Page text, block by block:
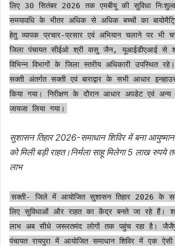
लिए 30 सितंबर 2026 तक एमबीयू की सुविधा
समयावधि के भीतर अधिक से अधिक बच्चों का
हेतु व्यापक प्रचार-प्रसार एवं अभियान चलाने पर भी
जिला पंचायत सीईओ श्री वासु जैन, यूआईडीएआई से
विभिन्न विभागों के जिला स्तरीय अधिकारी उपस्थित
सक्ती अंतर्गत सक्ती एवं बाराद्वार के सभी आधार
किया गया। निरीक्षण के दौरान आधार अपडेट एवं
जायजा लिया गया।
सुशासन तिहार 2026-समाधान शिविर में बना आयुष्मान
को मिली बड़ी राहत।निर्मला साहू मिलेगा 5 लाख रुपये
लाभ
सक्ती- जिले में आयोजित सुशासन तिहार 2026 के
लिए सुविधाओं और राहत का केंद्र बनते जा रहे हैं।
लाभ अब सीधे जरूरतमंद लोगों तक पहुंच रहा है।
पंचायत रायपुरा में आयोजित समाधान शिविर में एक